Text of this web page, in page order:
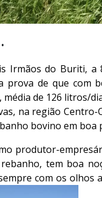
Irmãos do Buriti,
prova de que com
de 126 litros/
na região
bovino em boa
produtor-
tem boa
com os olhos